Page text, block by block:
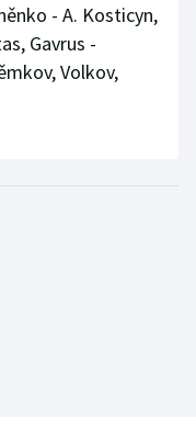
- A. Kosticyn,
Gavrus -
Volkov,